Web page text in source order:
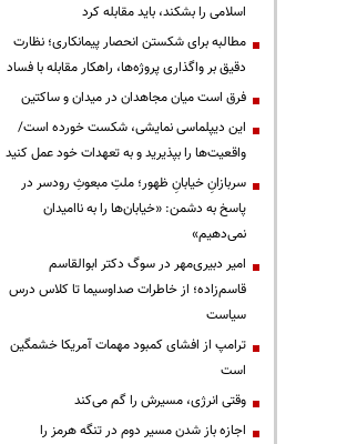
اسلامی را بشکند، باید مقابله کرد
مطالبه برای شکستن انحصار پیمانکاری؛ نظارت
دقیق بر واگذاری پروژه‌ها، راهکار مقابله با فساد
فرق است میان مجاهدان در میدان و ساکتین
این دیپلماسی نمایشی، شکست خورده است/
واقعیت‌ها را بپذیرید و به تعهدات خود عمل کنید
سربازانِ خیابانِ ظهور؛ ملتِ مبعوثِ رودسر در
پاسخ به دشمن: «خیابان‌ها را به ناامیدان
نمی‌دهیم»
امیر دبیری‌مهر در سوگ دکتر ابوالقاسم
قاسم‌زاده؛ از خاطرات صداوسیما تا کلاس درس
سیاست
ترامپ از افشای کمبود مهمات آمریکا خشمگین
است
وقتی انرژی، مسیرش را گم می‌کند
اجازه باز شدن مسیر دوم در تنگه هرمز را